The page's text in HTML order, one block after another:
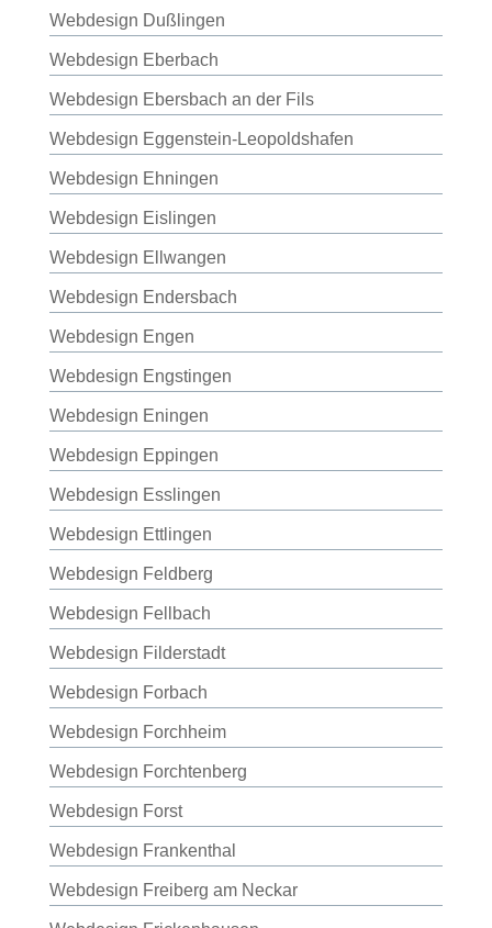
Webdesign Dußlingen
Webdesign Eberbach
Webdesign Ebersbach an der Fils
Webdesign Eggenstein-Leopoldshafen
Webdesign Ehningen
Webdesign Eislingen
Webdesign Ellwangen
Webdesign Endersbach
Webdesign Engen
Webdesign Engstingen
Webdesign Eningen
Webdesign Eppingen
Webdesign Esslingen
Webdesign Ettlingen
Webdesign Feldberg
Webdesign Fellbach
Webdesign Filderstadt
Webdesign Forbach
Webdesign Forchheim
Webdesign Forchtenberg
Webdesign Forst
Webdesign Frankenthal
Webdesign Freiberg am Neckar